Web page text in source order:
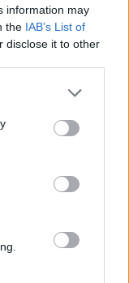
information may
the IAB’s List of
disclose it to other